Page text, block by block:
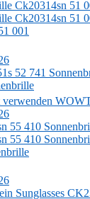
001
verwenden